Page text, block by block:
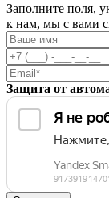
Заполните поля,
к нам, мы с вами
Защита от